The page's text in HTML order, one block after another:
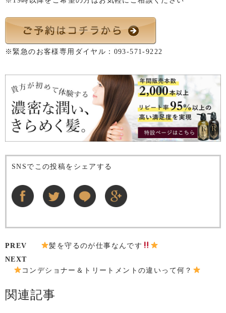
※緊急のお客様専用ダイヤル： 093-571-9222
SNSでこの投稿をシェアする
PREV
髪を守るのが仕事なんです
NEXT
コンデショナー＆トリートメントの違いって何？
関連記事